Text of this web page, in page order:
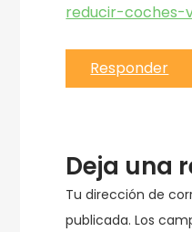
reducir-coches-
Responder
Deja una
Tu dirección de
publicada. Los